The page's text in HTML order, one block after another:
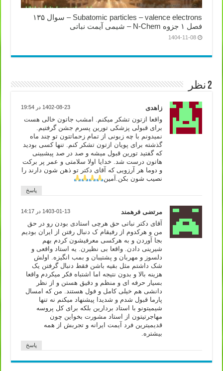
Subatomic particles – valence electrons – سوال ۱۳۵
فصل ۱ جزوه N-Chem – شیمی آیمت نباتی
1404-11-08
2 نظر
زاهدی 1402-08-23 در 19:54
واقعا ازتون تشکر میکنم. امشب جاتون خالی هست
برای قبولی پزشکی تورین پسرم جشن گرفتیم.
نمیدونم با چه زبونی از تمام زحماتتون تو چند ماه
گذشته برای پویان ازتون تشکر کنم. تنها کسی بودید
که گفتید تورین قبول میشه و صد در صد پیشبینی
هاتون درست شد. خدایا اولا سلامتی و عمر پر برکت
و دوما هر آرزویی که آقای دکتر تو ذهن شون دارند را
نصیب شون بکن.آمین
پاسخ
مرتضی فرهمند 1403-01-13 در 14:17
آقای دکتر نباتی حق هرچی استادی بودن رو در حق
من و هرکدوم از رفیقام ک دنبال رفتن از ایران بودیم
بجا آوردن و به هرکسی معرفیشون کردم بهم
شیرینی دادن. واقعا بی نظیرن. یه استاد واقعی و
دلسوز و مهربان و پشتیبان و بمب انگیزه. اولش
شک داشتم مثل بقیه باشن فقط دنبال گرفتن یک
هزینه بالا و بدون نتیجه اما اشتباه فکر میکردم واقعا
بسیار حرفه ای و منظم و دقیق هستن و از نظر
دانشی هم خیلی کامل و فول هستند. من که امسال
پارما قبول شدم و شدیدا پیشنهاد میکنم نه تنها
شیمیتونو با استاد بردارین بلکه برای کل پروسه
مهاجرتیتون از استاد مشورت بخواین چون
قدیمیترین فرد آیمت ایرانه و تجربش از همه
بیشتره.
پاسخ